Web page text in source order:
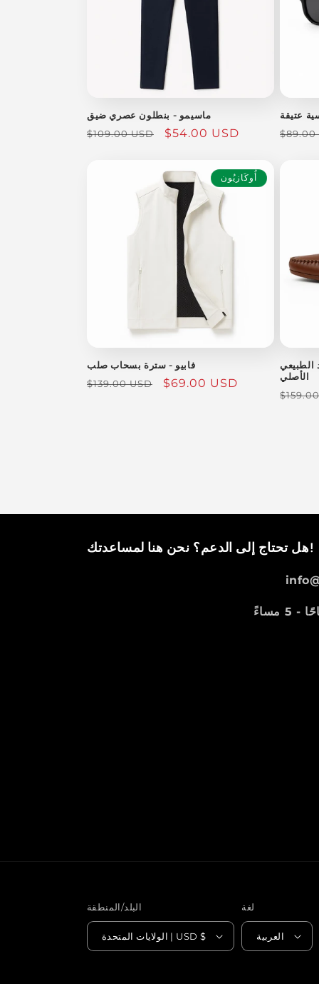
ماسيمو - بنطلون عصري ضيق
السعر
$109.00 USD
سعر
$54.00 USD
عتيقة
السعر
$89.00
أُوكَازيُون
فابيو - سترة بسحاب صلب
السعر
$139.00 USD
سعر
$69.00 USD
الطبيعي
الأصلي
السعر
هل تحتاج إلى الدعم؟نحن هنا لمساعدتك!
البلد/المنطقة
الولايات المتحدة | USD $
لغة
العربية